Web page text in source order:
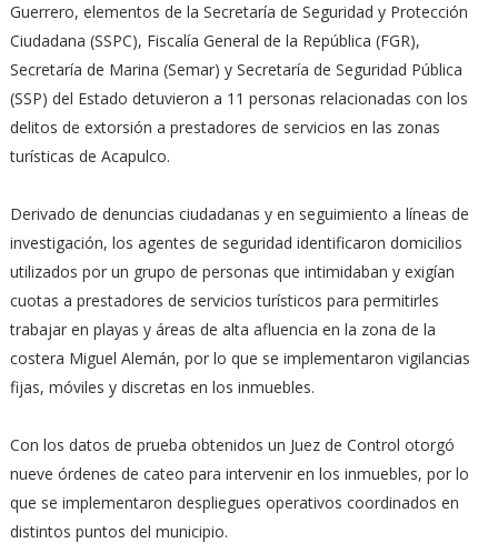
Guerrero, elementos de la Secretaría de Seguridad y Protección
Ciudadana (SSPC), Fiscalía General de la República (FGR),
Secretaría de Marina (Semar) y Secretaría de Seguridad Pública
(SSP) del Estado detuvieron a 11 personas relacionadas con los
delitos de extorsión a prestadores de servicios en las zonas
turísticas de Acapulco.
Derivado de denuncias ciudadanas y en seguimiento a líneas de
investigación, los agentes de seguridad identificaron domicilios
utilizados por un grupo de personas que intimidaban y exigían
cuotas a prestadores de servicios turísticos para permitirles
trabajar en playas y áreas de alta afluencia en la zona de la
costera Miguel Alemán, por lo que se implementaron vigilancias
fijas, móviles y discretas en los inmuebles.
Con los datos de prueba obtenidos un Juez de Control otorgó
nueve órdenes de cateo para intervenir en los inmuebles, por lo
que se implementaron despliegues operativos coordinados en
distintos puntos del municipio.